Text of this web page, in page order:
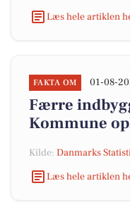
Læs hele artiklen
FAKTA OM 01-08-
Færre
Kommune
Kilde: Danmarks
Læs hele artiklen